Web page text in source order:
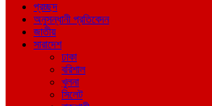
প্রচ্ছদ
অনুসন্ধানী প্রতিবেদন
জাতীয়
সারাদেশ
ঢাকা
বরিশাল
খুলনা
সিলেট